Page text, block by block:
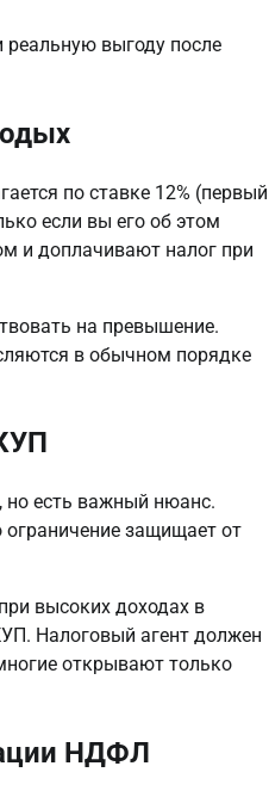
выгоду после
по ставке 12% (первый
если вы его об этом
и доплачивают налог при
на превышение.
в обычном порядке
но есть важный нюанс.
защищает от
высоких доходах в
Налоговый агент должен
открывают только
НДФЛ